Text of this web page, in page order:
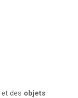
et des objets